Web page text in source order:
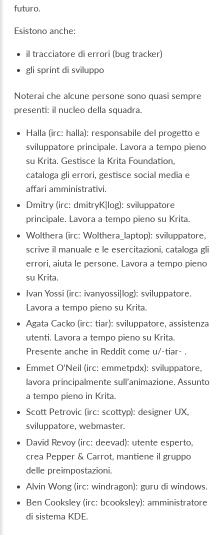
futuro.
Esistono anche:
il tracciatore di errori (bug tracker)
gli sprint di sviluppo
Noterai che alcune persone sono quasi sempre
presenti: il nucleo della squadra.
Halla (irc: halla): responsabile del progetto e
sviluppatore principale. Lavora a tempo pieno
su Krita. Gestisce la Krita Foundation,
cataloga gli errori, gestisce social media e
affari amministrativi.
Dmitry (irc: dmitryK|log): sviluppatore
principale. Lavora a tempo pieno su Krita.
Wolthera (irc: Wolthera_laptop): sviluppatore,
scrive il manuale e le esercitazioni, cataloga gli
errori, aiuta le persone. Lavora a tempo pieno
su Krita.
Ivan Yossi (irc: ivanyossi|log): sviluppatore.
Lavora a tempo pieno su Krita.
Agata Cacko (irc: tiar): sviluppatore, assistenza
utenti. Lavora a tempo pieno su Krita.
Presente anche in Reddit come u/-tiar- .
Emmet O’Neil (irc: emmetpdx): sviluppatore,
lavora principalmente sull’animazione. Assunto
a tempo pieno in Krita.
Scott Petrovic (irc: scottyp): designer UX,
sviluppatore, webmaster.
David Revoy (irc: deevad): utente esperto,
crea Pepper & Carrot, mantiene il gruppo
delle preimpostazioni.
Alvin Wong (irc: windragon): guru di windows.
Ben Cooksley (irc: bcooksley): amministratore
di sistema KDE.